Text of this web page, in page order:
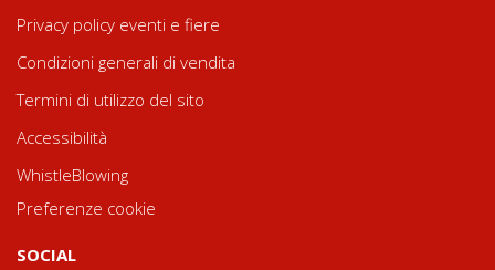
Privacy policy eventi e fiere
Condizioni generali di vendita
Termini di utilizzo del sito
Accessibilità
WhistleBlowing
Preferenze cookie
SOCIAL